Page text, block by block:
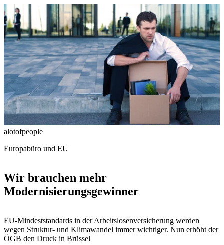
alotofpeople
Europabüro und EU
Wir brauchen mehr
Modernisierungsgewinner
EU-Mindeststandards in der Arbeitslosenversicherung werden
wegen Struktur- und Klimawandel immer wichtiger. Nun erhöht der
ÖGB den Druck in Brüssel